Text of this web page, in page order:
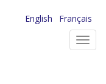
English
Français